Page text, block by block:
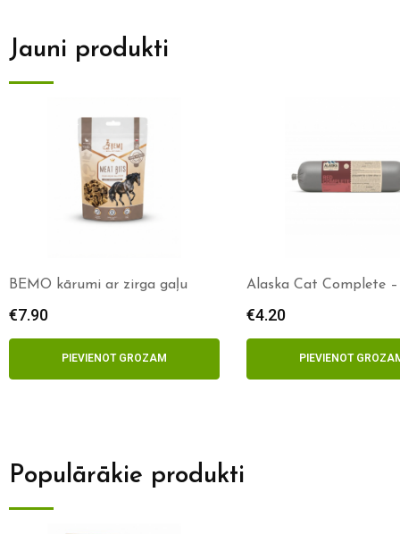
Jauni produkti
BEMO kārumi ar zirga gaļu
€7.90
PIEVIENOT GROZAM
Alaska Cat Complete –
€4.20
PIEVIENOT
Populārākie produkti